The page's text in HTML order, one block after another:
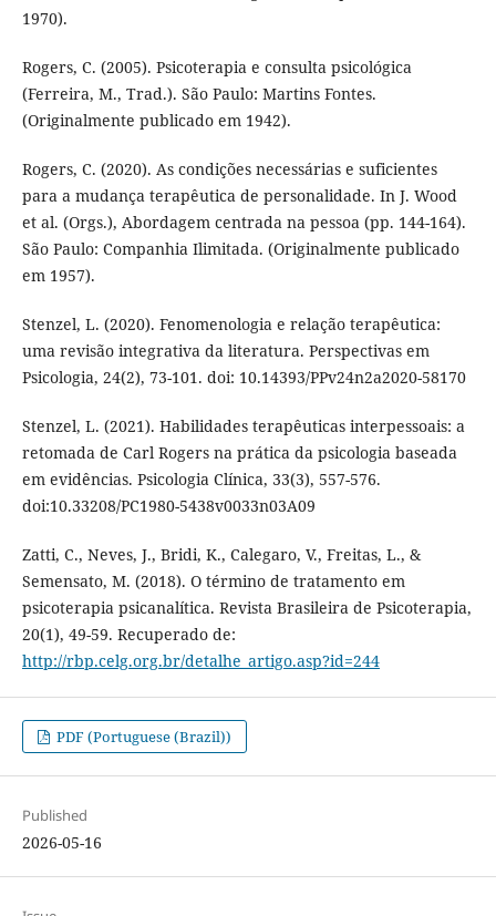
1970).
Rogers, C. (2005). Psicoterapia e consulta psicológica
(Ferreira, M., Trad.). São Paulo: Martins Fontes.
(Originalmente publicado em 1942).
Rogers, C. (2020). As condições necessárias e suficientes
para a mudança terapêutica de personalidade. In J. Wood
et al. (Orgs.), Abordagem centrada na pessoa (pp. 144-164).
São Paulo: Companhia Ilimitada. (Originalmente publicado
em 1957).
Stenzel, L. (2020). Fenomenologia e relação terapêutica:
uma revisão integrativa da literatura. Perspectivas em
Psicologia, 24(2), 73-101. doi: 10.14393/PPv24n2a2020-58170
Stenzel, L. (2021). Habilidades terapêuticas interpessoais: a
retomada de Carl Rogers na prática da psicologia baseada
em evidências. Psicologia Clínica, 33(3), 557-576.
doi:10.33208/PC1980-5438v0033n03A09
Zatti, C., Neves, J., Bridi, K., Calegaro, V., Freitas, L., &
Semensato, M. (2018). O término de tratamento em
psicoterapia psicanalítica. Revista Brasileira de Psicoterapia,
20(1), 49-59. Recuperado de:
http://rbp.celg.org.br/detalhe_artigo.asp?id=244
PDF (Portuguese (Brazil))
Published
2026-05-16